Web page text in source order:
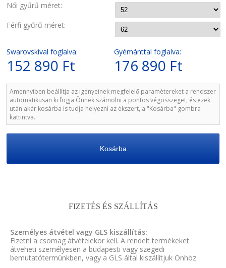
Női gyűrű méret:
Férfi gyűrű méret:
Swarovskival foglalva:
152 890 Ft
Gyémánttal foglalva:
176 890 Ft
Amennyiben beállítja az igényeinek megfelelő paramétereket a rendszer
automatikusan ki fogja Önnek számolni a pontos végösszeget, és ezek
után akár kosárba is tudja helyezni az ékszert, a "Kosárba" gombra
kattintva.
Kosárba
FIZETÉS ÉS SZÁLLÍTÁS
Személyes átvétel vagy GLS kiszállítás:
Fizetni a csomag átvételekor kell. A rendelt termékeket
átveheti személyesen a budapesti vagy szegedi
bemutatótermünkben, vagy a GLS által kiszállítjuk Önhöz.